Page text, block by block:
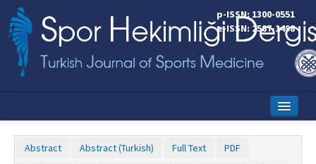
p-ISSN: 1300-0551
e-ISSN: 2587-1498
Abstract Abstract (Turkish) Full Text
PDF